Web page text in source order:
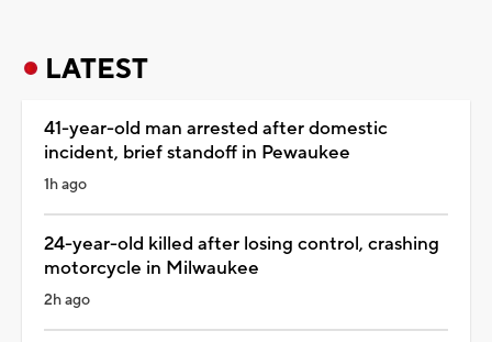
LATEST
41-year-old man arrested after domestic
incident, brief standoff in Pewaukee
1h ago
24-year-old killed after losing control, crashing
motorcycle in Milwaukee
2h ago